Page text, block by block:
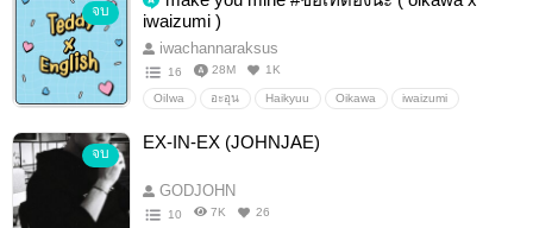
วายสเตชั่น
จบ
iwaizumi )
iwachannaraksus
16 28M 1K
OiIwa อะอุน Haikyuu Oikawa iwaizumi
haikyuuAUThai Oikawatooru
จบ
EX-IN-EX (JOHNJAE)
GODJOHN
10 7K 26